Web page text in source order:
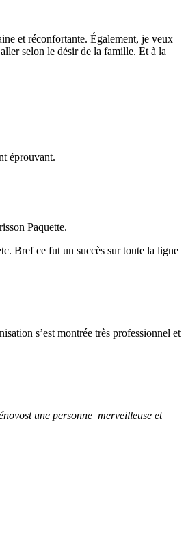
et réconfortante. Également, je veux
selon le désir de la famille. Et à la
éprouvant.
Paquette.
Bref ce fut un succès sur toute la ligne
s’est montrée très professionnel et
une personne merveilleuse et